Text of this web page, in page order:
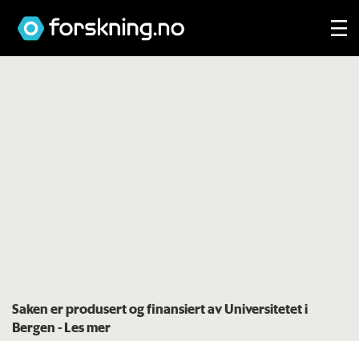
Saken er produsert og finansiert av Universitetet i
Bergen- Les mer